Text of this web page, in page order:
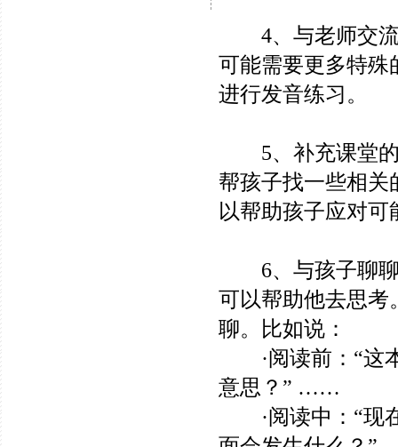
4、与老师交流
可能需要更多特
进行发音练习。
5、补充课堂的
帮孩子找一些相关
以帮助孩子应对
6、与孩子聊聊
可以帮助他去思考
聊。比如说：
·阅读前：“这本
意思？” ……
·阅读中：“现在